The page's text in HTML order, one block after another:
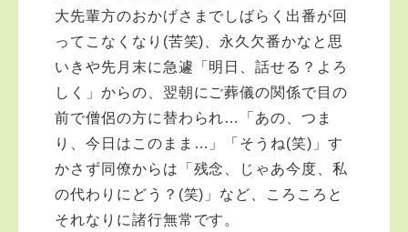
大先輩方のおかげさまでしばらく出番が回
ってこなくなり(苦笑)、永久欠番かなと思
いきや先月末に急遽「明日、話せる？よろ
しく」からの、翌朝にご葬儀の関係で目の
前で僧侶の方に替わられ…「あの、つま
り、今日はこのまま…」「そうね(笑)」す
かさず同僚からは「残念、じゃあ今度、私
の代わりにどう？(笑)」など、ころころと
それなりに諸行無常です。